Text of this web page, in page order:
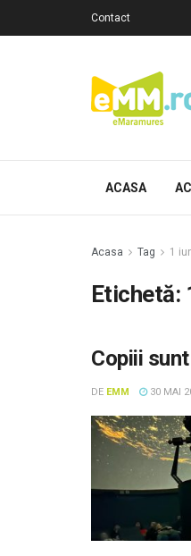
Contact
ACASA
Acasa Tag 1
Etichetă:
Copiii
DE EMM 30 MAI